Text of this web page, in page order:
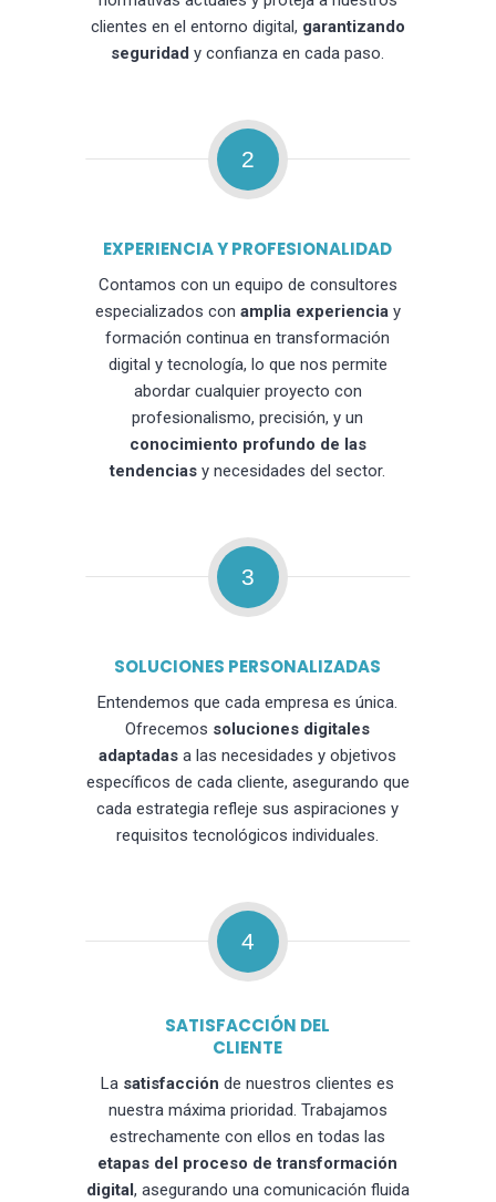
clientes en el entorno digital, garantizando
seguridad y confianza en cada paso.
2
EXPERIENCIA Y PROFESIONALIDAD
Contamos con un equipo de consultores
especializados con amplia experienciay
formación continua en transformación
digital y tecnología, lo que nos permite
abordar cualquier proyecto con
profesionalismo, precisión, y un
conocimiento profundo de las
tendencias y necesidades del sector.
3
SOLUCIONES PERSONALIZADAS
Entendemos que cada empresa es única.
Ofrecemos soluciones digitales
adaptadas a las necesidades y objetivos
específicos de cada cliente, asegurando que
cada estrategia refleje sus aspiraciones y
requisitos tecnológicos individuales.
4
SATISFACCIÓN DEL
CLIENTE
La satisfacción de nuestros clientes es
nuestra máxima prioridad. Trabajamos
estrechamente con ellos en todas las
etapas del proceso de transformación
digital, asegurando una comunicación fluida